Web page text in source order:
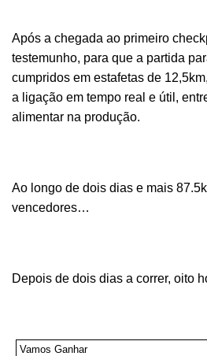
Após a chegada ao primeiro
testemunho, para que a partida
cumpridos em estafetas de
a ligação em tempo real e útil,
alimentar na produção.
Ao longo de dois dias e mais
vencedores…
Depois de dois dias a correr, oito
Vamos Ganhar